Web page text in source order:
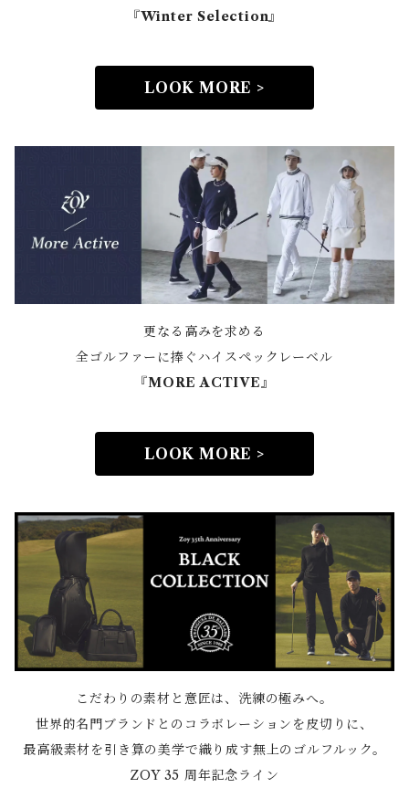
『Winter Selection』
LOOK MORE >
更なる高みを求める
全ゴルファーに捧ぐハイスペックレーベル
『MORE ACTIVE』
LOOK MORE >
こだわりの素材と意匠は、洗練の極みへ。
世界的名門ブランドとのコラボレーションを皮切りに、
最高級素材を引き算の美学で織り成す無上のゴルフルック。
ZOY 35 周年記念ライン